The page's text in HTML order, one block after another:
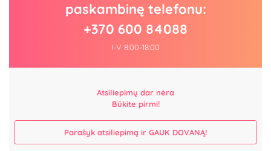
paskambinę telefonu:
+370 600 84088
I-V 8:00-18:00
Atsiliepimų dar nėra
Būkite pirmi!
Parašyk atsiliepimą ir GAUK DOVANĄ!